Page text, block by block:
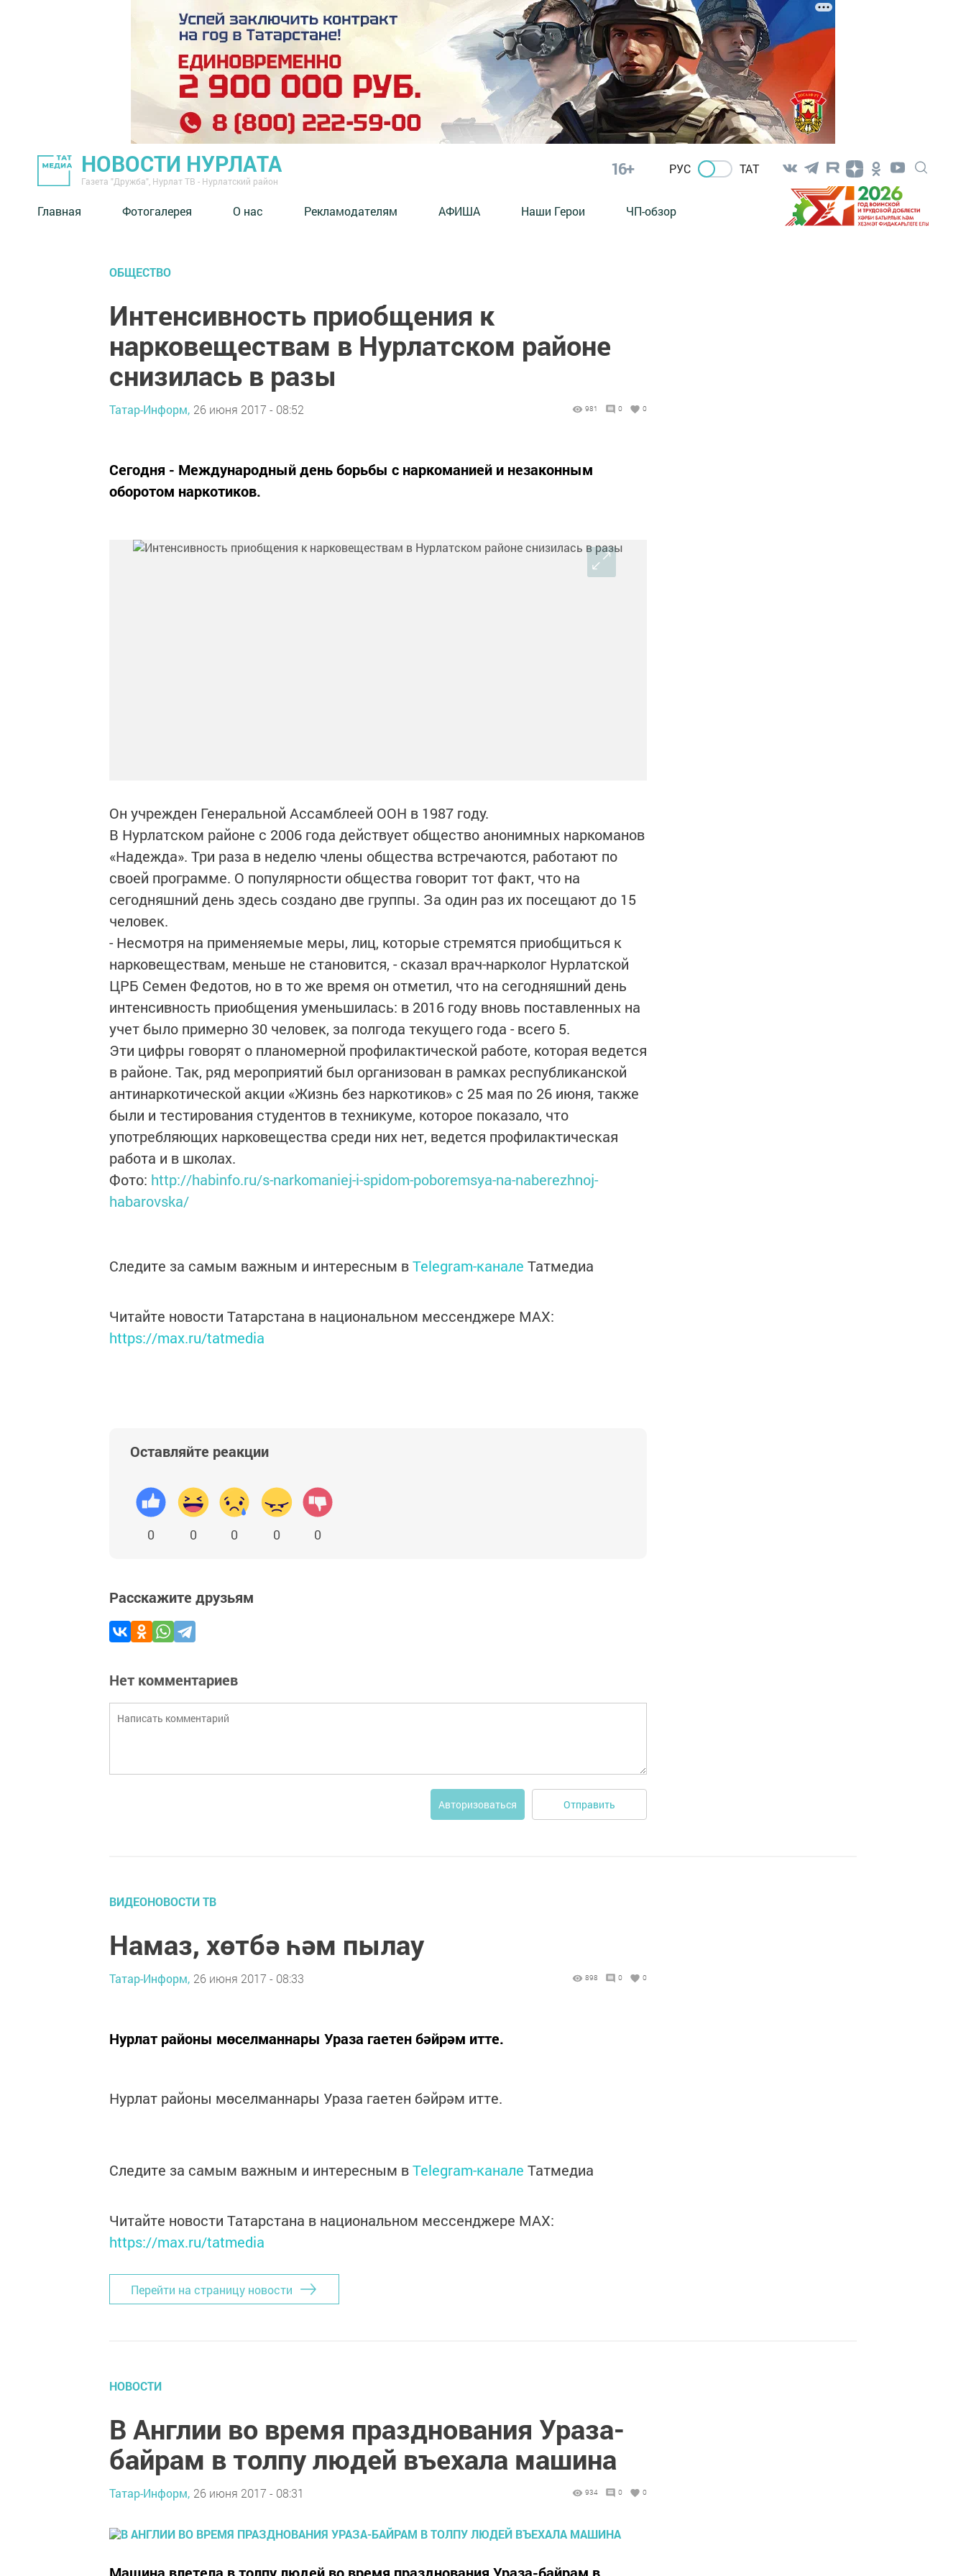
НОВОСТИ НУРЛАТА
Газета "Дружба", Нурлат ТВ - Нурлатский район
16+ РУС ТАТ
Главная Фотогалерея О нас Рекламодателям АФИША Наши Герои ЧП-обзор
ОБЩЕСТВО
Интенсивность приобщения к
нарковеществам в Нурлатском районе
снизилась в разы
Татар-Информ, 26 июня 2017 - 08:52 981 0 0
Сегодня - Международный день борьбы с наркоманией и незаконным
оборотом наркотиков.
Он учрежден Генеральной Ассамблеей ООН в 1987 году.
В Нурлатском районе с 2006 года действует общество анонимных наркоманов
«Надежда». Три раза в неделю члены общества встречаются, работают по
своей программе. О популярности общества говорит тот факт, что на
сегодняшний день здесь создано две группы. За один раз их посещают до 15
человек.
- Несмотря на применяемые меры, лиц, которые стремятся приобщиться к
нарковеществам, меньше не становится, - сказал врач-нарколог Нурлатской
ЦРБ Семен Федотов, но в то же время он отметил, что на сегодняшний день
интенсивность приобщения уменьшилась: в 2016 году вновь поставленных на
учет было примерно 30 человек, за полгода текущего года - всего 5.
Эти цифры говорят о планомерной профилактической работе, которая ведется
в районе. Так, ряд мероприятий был организован в рамках республиканской
антинаркотической акции «Жизнь без наркотиков» с 25 мая по 26 июня, также
были и тестирования студентов в техникуме, которое показало, что
употребляющих нарковещества среди них нет, ведется профилактическая
работа и в школах.
Фото: http://habinfo.ru/s-narkomaniej-i-spidom-poboremsya-na-naberezhnoj-
habarovska/
Следите за самым важным и интересным вTelegram-канале Татмедиа
Читайте новости Татарстана в национальном мессенджере MАХ:
https://max.ru/tatmedia
Оставляйте реакции
0 0 0 0 0
Расскажите друзьям
Нет комментариев
Авторизоваться Отправить
ВИДЕОНОВОСТИ ТВ
Намаз, хөтбә һәм пылау
Татар-Информ, 26 июня 2017 - 08:33 898 0 0
Нурлат районы мөселманнары Ураза гаетен бәйрәм итте.
Нурлат районы мөселманнары Ураза гаетен бәйрәм итте.
Следите за самым важным и интересным вTelegram-канале Татмедиа
Читайте новости Татарстана в национальном мессенджере MАХ:
https://max.ru/tatmedia
Перейти на страницу новости
НОВОСТИ
В Англии во время празднования Ураза-
байрам в толпу людей въехала машина
Татар-Информ, 26 июня 2017 - 08:31 934 0 0